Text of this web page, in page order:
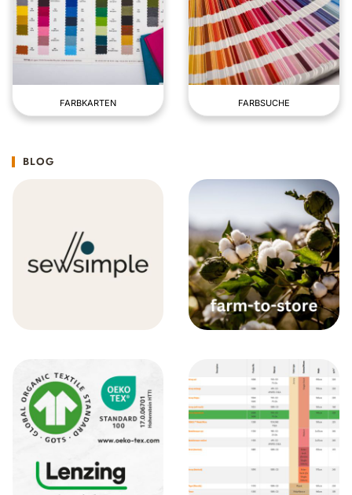
FARBKARTEN FARBSUCHE
BLOG